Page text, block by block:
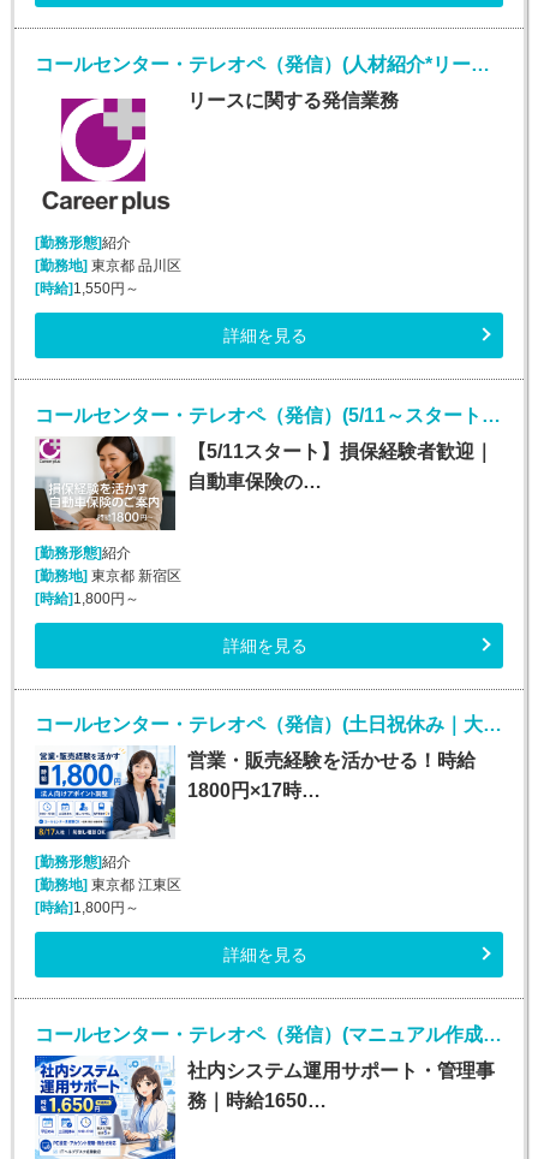
コールセンター・テレオペ（発信）(人材紹介*リースオペレーター業務*安定収入*大崎勤務)
リースに関する発信業務
[勤務形態]紹介
[勤務地]東京都 品川区
[時給]1,550円～
詳細を見る
コールセンター・テレオペ（発信）(5/11～スタート！安定して長期で働ける！)
【5/11スタート】損保経験者歓迎｜
自動車保険の…
[勤務形態]紹介
[勤務地]東京都 新宿区
[時給]1,800円～
詳細を見る
コールセンター・テレオペ（発信）(土日祝休み｜大手損保のインサイドセールス業務)
営業・販売経験を活かせる！時給
1800円×17時…
[勤務形態]紹介
[勤務地] 東京都 江東区
[時給] 1,800円～
詳細を見る
コールセンター・テレオペ（発信）(マニュアル作成*研修担当業務*一般事務*週5日*高時給)
社内システム運用サポート・管理事
務｜時給1650…